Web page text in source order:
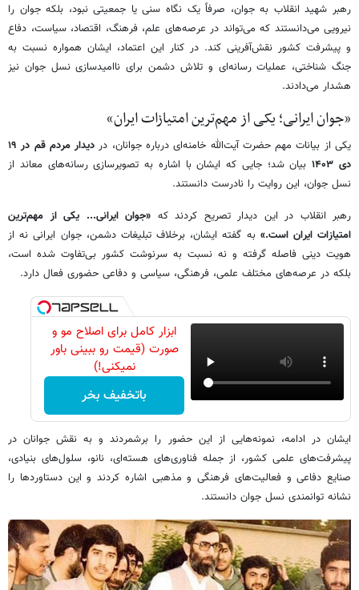
رهبر شهید انقلاب به جوان، صرفاً یک نگاه سنی یا جمعیتی نبود، بلکه جوان را
نیرویی می‌دانستند که می‌تواند در عرصه‌های علم، فرهنگ، اقتصاد، سیاست، دفاع
و پیشرفت کشور نقش‌آفرینی کند. در کنار این اعتماد، ایشان همواره نسبت به
جنگ شناختی، عملیات رسانه‌ای و تلاش دشمن برای ناامیدسازی نسل جوان نیز
هشدار می‌دادند.
«جوان ایرانی؛ یکی از مهم‌ترین امتیازات ایران»
یکی از بیانات مهم حضرت آیت‌الله خامنه‌ای درباره جوانان، در
دیدار مردم قم در ۱۹
دی ۱۴۰۳
بیان شد؛ جایی که ایشان با اشاره به تصویرسازی رسانه‌های معاند از
نسل جوان، این روایت را نادرست دانستند.
رهبر انقلاب در این دیدار تصریح کردند که «جوان ایرانی... یکی از مهم‌ترین
امتیازات ایران است.» به گفته ایشان، برخلاف تبلیغات دشمن، جوان ایرانی نه از
هویت دینی فاصله گرفته و نه نسبت به سرنوشت کشور بی‌تفاوت شده است،
بلکه در عرصه‌های مختلف علمی، فرهنگی، سیاسی و دفاعی حضوری فعال دارد.
ابزار کامل برای اصلاح مو و
صورت (قیمت رو ببینی باور
نمیکنی!)
باتخفیف بخر
ایشان در ادامه، نمونه‌هایی از این حضور را برشمردند و به نقش جوانان در
پیشرفت‌های علمی کشور، از جمله فناوری‌های هسته‌ای، نانو، سلول‌های بنیادی،
صنایع دفاعی و فعالیت‌های فرهنگی و مذهبی اشاره کردند و این دستاوردها را
نشانه توانمندی نسل جوان دانستند.